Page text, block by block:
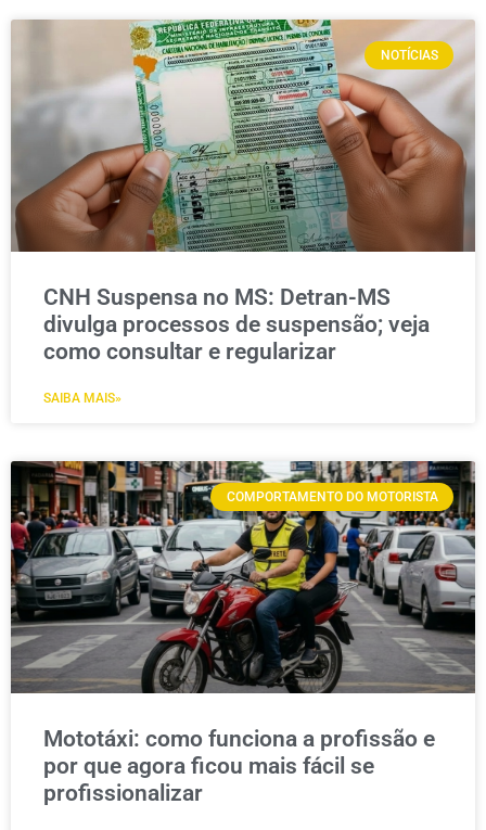
NOTÍCIAS
CNH Suspensa no MS: Detran-MS
divulga processos de suspensão; veja
como consultar e regularizar
SAIBA MAIS»
COMPORTAMENTO DO MOTORISTA
Mototáxi: como funciona a profissão e
por que agora ficou mais fácil se
profissionalizar